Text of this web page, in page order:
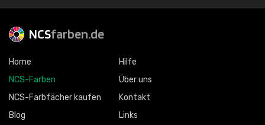
NCSfarben.de
Home
NCS-Farben
NCS-Farbfächer kaufen
Blog
Hilfe
Über uns
Kontakt
Links